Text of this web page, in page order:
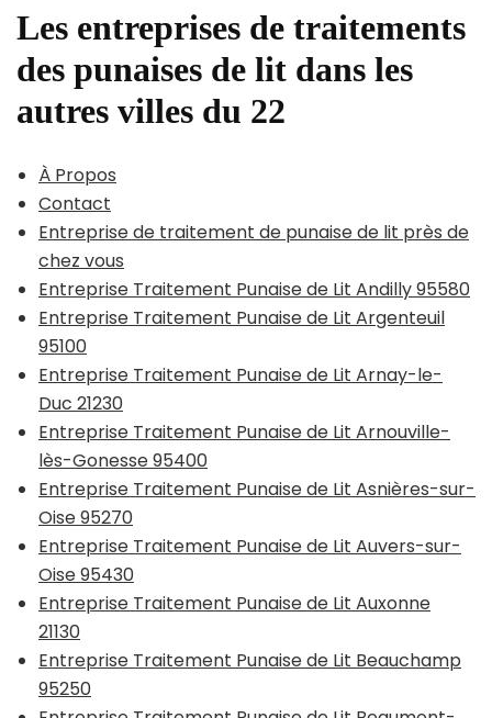
Les entreprises de traitements
des punaises de lit dans les
autres villes du 22
À Propos
Contact
Entreprise de traitement de punaise de lit près de
chez vous
Entreprise Traitement Punaise de Lit Andilly 95580
Entreprise Traitement Punaise de Lit Argenteuil
95100
Entreprise Traitement Punaise de Lit Arnay-le-
Duc 21230
Entreprise Traitement Punaise de Lit Arnouville-
lès-Gonesse 95400
Entreprise Traitement Punaise de Lit Asnières-sur-
Oise 95270
Entreprise Traitement Punaise de Lit Auvers-sur-
Oise 95430
Entreprise Traitement Punaise de Lit Auxonne
21130
Entreprise Traitement Punaise de Lit Beauchamp
95250